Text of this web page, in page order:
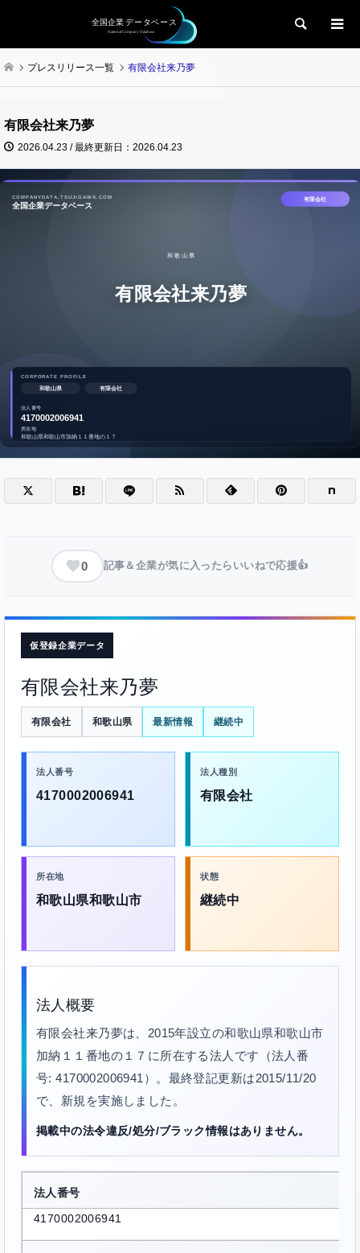
検索
プレスリリース一覧 有限会社来乃夢
有限会社来乃夢
2026.04.23 / 最終更新日：2026.04.23
0 記事＆企業が気に入ったらいいねで応援👍
仮登録企業データ
有限会社来乃夢
有限会社 和歌山県 最新情報 継続中
法人番号
4170002006941
法人種別
有限会社
所在地
和歌山県和歌山市
状態
継続中
法人概要
有限会社来乃夢は、2015年設立の和歌山県和歌山市
加納１１番地の１７に所在する法人です（法人番
号: 4170002006941）。最終登記更新は2015/11/20
で、新規を実施しました。
掲載中の法令違反/処分/ブラック情報はありません。
法人番号
4170002006941